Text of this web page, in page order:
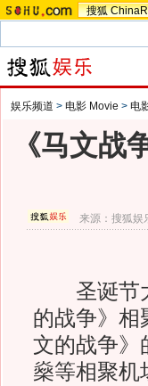
搜狐
娱乐频道 > 电影 Movie > 电
《马文战
来源：搜狐娱
圣诞节大
的战争》相
文的战争》
燊等相聚机